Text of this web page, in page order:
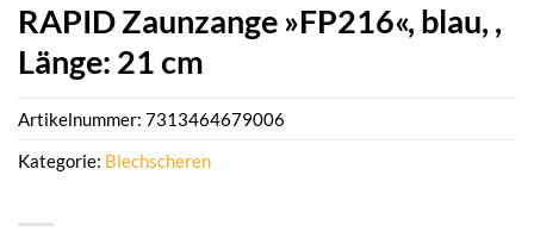
RAPID Zaunzange »FP216«, blau, ,
Länge: 21 cm
Artikelnummer: 7313464679006
Kategorie: Blechscheren